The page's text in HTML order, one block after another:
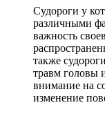
Судороги у
различными
важность
также
травм головы
внимание на
изменение